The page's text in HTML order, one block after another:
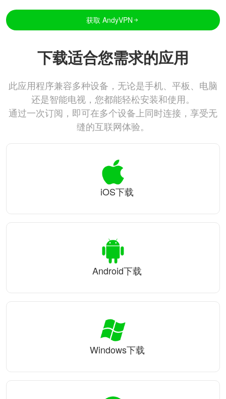
获取 AndyVPN
下载适合您需求的应用
此应用程序兼容多种设备，无论是手机、平板、电脑
还是智能电视，您都能轻松安装和使用。
通过一次订阅，即可在多个设备上同时连接，享受无
缝的互联网体验。
iOS下载
Android下载
Windows下载